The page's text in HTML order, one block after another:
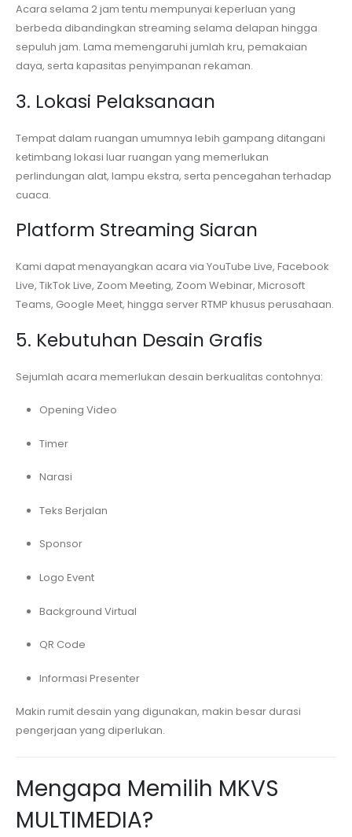
Acara selama 2 jam tentu mempunyai keperluan yang
berbeda dibandingkan streaming selama delapan hingga
sepuluh jam. Lama memengaruhi jumlah kru, pemakaian
daya, serta kapasitas penyimpanan rekaman.
3. Lokasi Pelaksanaan
Tempat dalam ruangan umumnya lebih gampang ditangani
ketimbang lokasi luar ruangan yang memerlukan
perlindungan alat, lampu ekstra, serta pencegahan terhadap
cuaca.
Platform Streaming Siaran
Kami dapat menayangkan acara via YouTube Live, Facebook
Live, TikTok Live, Zoom Meeting, Zoom Webinar, Microsoft
Teams, Google Meet, hingga server RTMP khusus perusahaan.
5. Kebutuhan Desain Grafis
Sejumlah acara memerlukan desain berkualitas contohnya:
Opening Video
Timer
Narasi
Teks Berjalan
Sponsor
Logo Event
Background Virtual
QR Code
Informasi Presenter
Makin rumit desain yang digunakan, makin besar durasi
pengerjaan yang diperlukan.
Mengapa Memilih MKVS
MULTIMEDIA?